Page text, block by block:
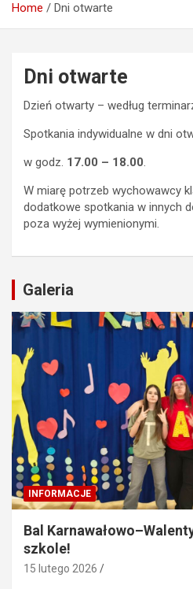
Home Dni otwarte
Dni otwarte
Dzień otwarty – według
Spotkania indywidualne w dni
w godz. 17.00 – 18.00.
W miarę potrzeb wychowawcy
dodatkowe spotkania w innych
poza wyżej wymienionymi.
Galeria
INFORMACJE
Bal
szkole!
15 lutego 2026